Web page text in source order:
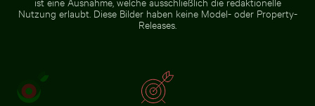
Zur Stock-Kollektion
Nutzung erlaubt. Diese Bilder haben keine Model- oder Property-
Releases.